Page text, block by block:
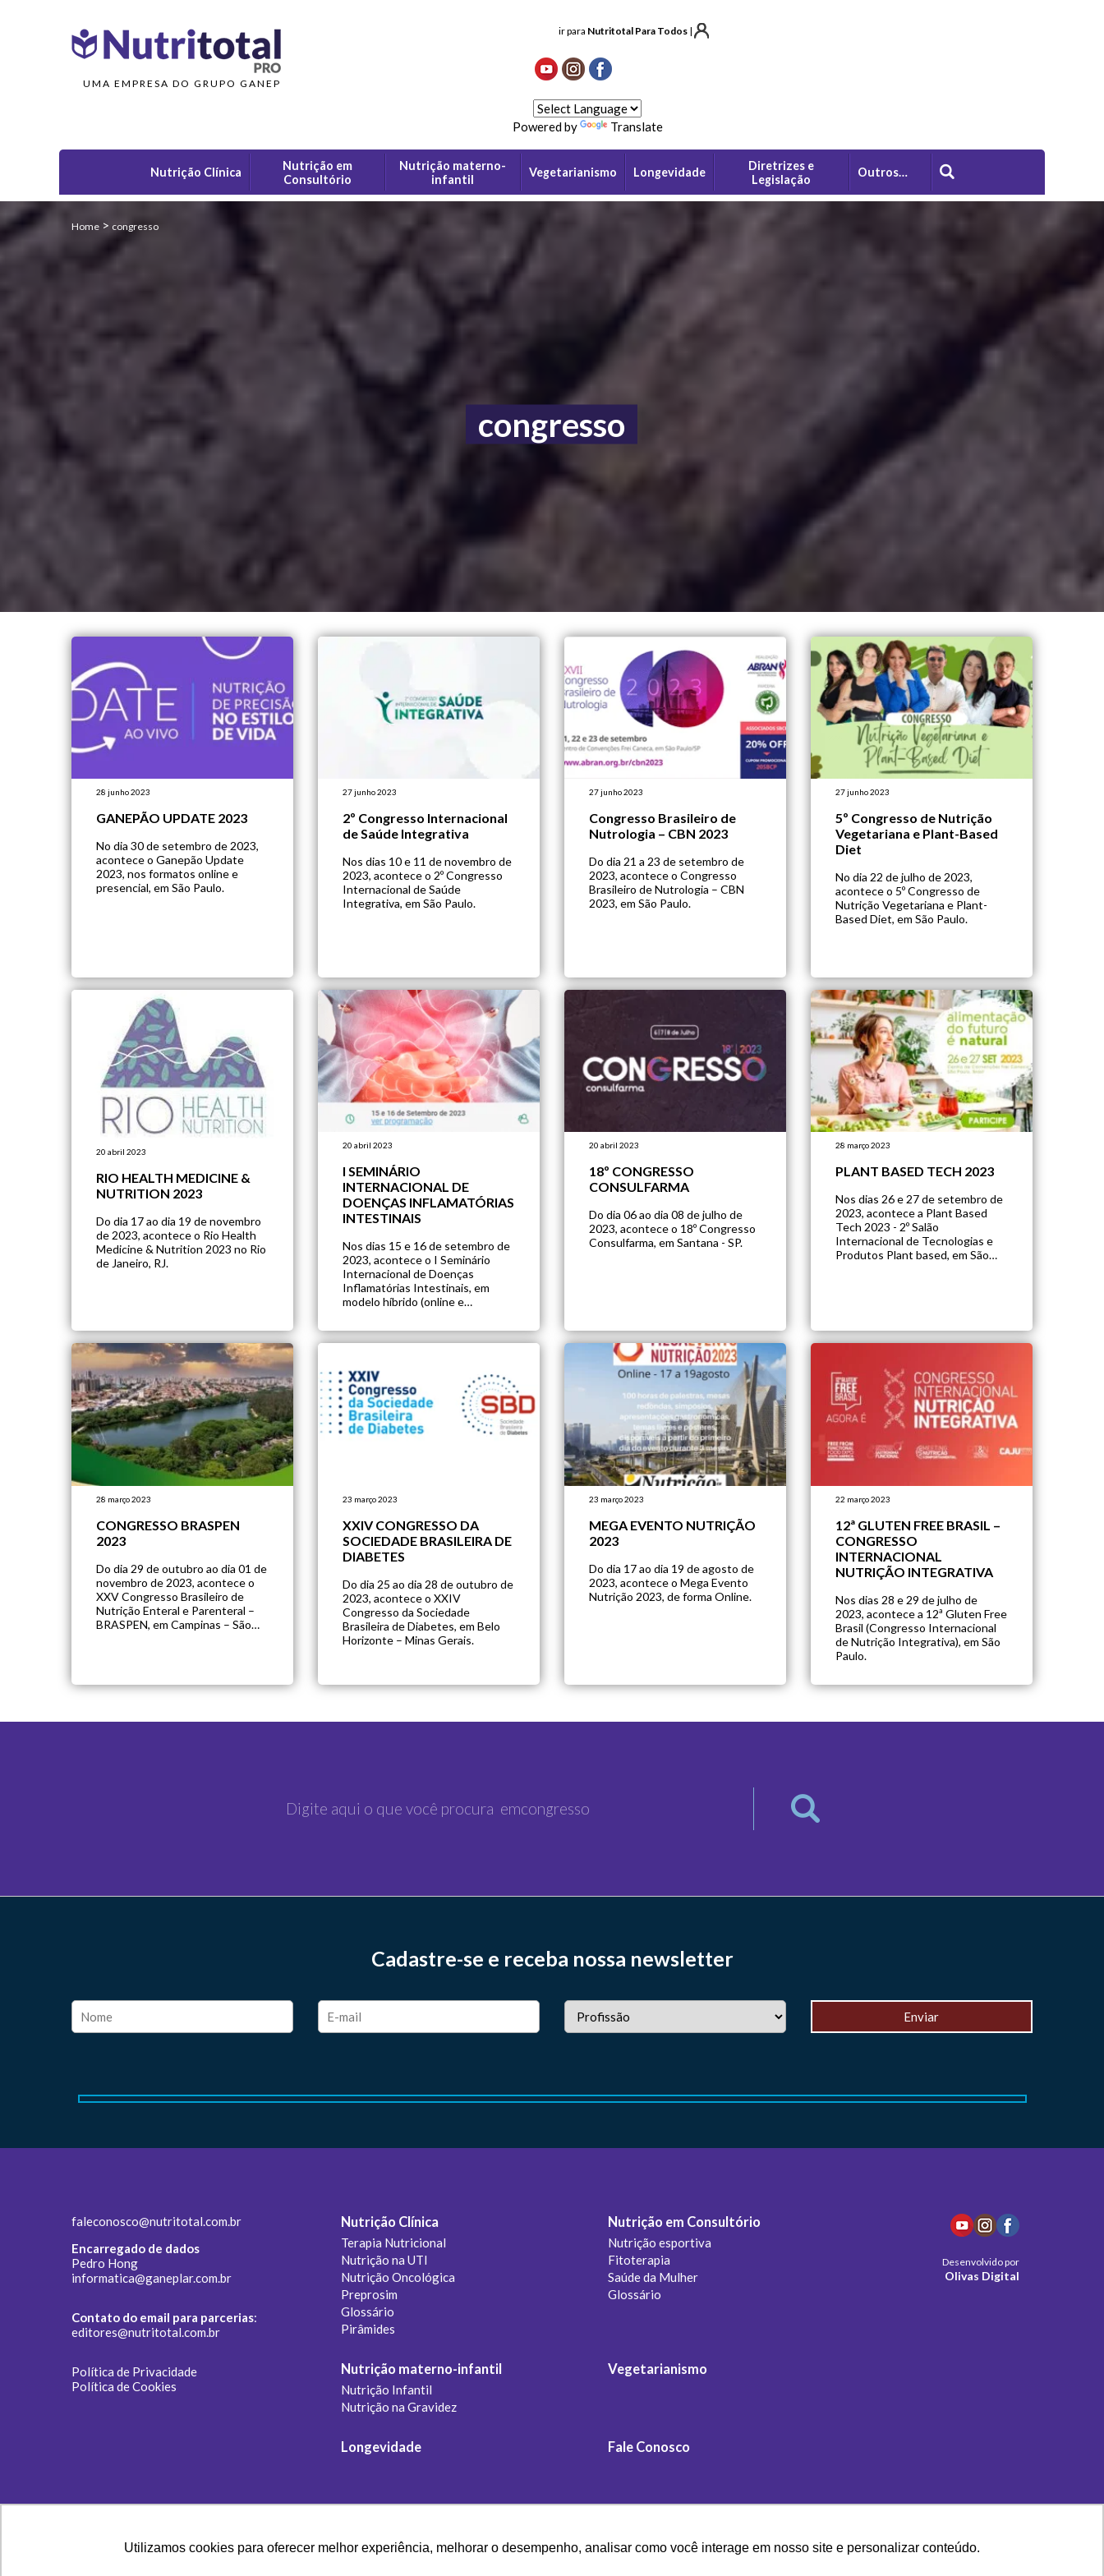
Utilizamos cookies para oferecer melhor experiência, melhorar o desempenho, analisar como você interage em nosso site e personalizar conteúdo.
UMA EMPRESA DO GRUPO GANEP
Powered by Translate
ir para Nutritotal Para Todos |
Nutrição Clínica
Nutrição em
Consultório
Nutrição materno-
infantil
Vegetarianismo Longevidade
Diretrizes e
Legislação
Outros…
Home > congresso
congresso
28 junho 2023
GANEPÃO UPDATE 2023
No dia 30 de setembro de 2023,
acontece o Ganepão Update
2023, nos formatos online e
presencial, em São Paulo.
27 junho 2023
2º Congresso Internacional
de Saúde Integrativa
Nos dias 10 e 11 de novembro de
2023, acontece o 2º Congresso
Internacional de Saúde
Integrativa, em São Paulo.
27 junho 2023
Congresso Brasileiro de
Nutrologia – CBN 2023
Do dia 21 a 23 de setembro de
2023, acontece o Congresso
Brasileiro de Nutrologia – CBN
2023, em São Paulo.
27 junho 2023
5º Congresso de Nutrição
Vegetariana e Plant-Based
Diet
No dia 22 de julho de 2023,
acontece o 5º Congresso de
Nutrição Vegetariana e Plant-
Based Diet, em São Paulo.
20 abril 2023
RIO HEALTH MEDICINE &
NUTRITION 2023
Do dia 17 ao dia 19 de novembro
de 2023, acontece o Rio Health
Medicine & Nutrition 2023 no Rio
de Janeiro, RJ.
20 abril 2023
I SEMINÁRIO
INTERNACIONAL DE
DOENÇAS INFLAMATÓRIAS
INTESTINAIS
Nos dias 15 e 16 de setembro de
2023, acontece o I Seminário
Internacional de Doenças
Inflamatórias Intestinais, em
modelo híbrido (online e
20 abril 2023
18º CONGRESSO
CONSULFARMA
Do dia 06 ao dia 08 de julho de
2023, acontece o 18º Congresso
Consulfarma, em Santana - SP.
28 março 2023
PLANT BASED TECH 2023
Nos dias 26 e 27 de setembro de
2023, acontece a Plant Based
Tech 2023 - 2º Salão
Internacional de Tecnologias e
Produtos Plant based, em São
28 março 2023
CONGRESSO BRASPEN
2023
Do dia 29 de outubro ao dia 01 de
novembro de 2023, acontece o
XXV Congresso Brasileiro de
Nutrição Enteral e Parenteral –
BRASPEN, em Campinas – São
23 março 2023
XXIV CONGRESSO DA
SOCIEDADE BRASILEIRA DE
DIABETES
Do dia 25 ao dia 28 de outubro de
2023, acontece o XXIV
Congresso da Sociedade
Brasileira de Diabetes, em Belo
Horizonte – Minas Gerais.
23 março 2023
MEGA EVENTO NUTRIÇÃO
2023
Do dia 17 ao dia 19 de agosto de
2023, acontece o Mega Evento
Nutrição 2023, de forma Online.
22 março 2023
12ª GLUTEN FREE BRASIL –
CONGRESSO
INTERNACIONAL
NUTRIÇÃO INTEGRATIVA
Nos dias 28 e 29 de julho de
2023, acontece a 12ª Gluten Free
Brasil (Congresso Internacional
de Nutrição Integrativa), em São
Paulo.
Cadastre-se e receba nossa newsletter
faleconosco@nutritotal.com.br
Encarregado de dados
Pedro Hong
informatica@ganeplar.com.br
Contato do email para parcerias:
editores@nutritotal.com.br
Política de Privacidade
Política de Cookies
Nutrição Clínica
Terapia Nutricional
Nutrição na UTI
Nutrição Oncológica
Preprosim
Glossário
Pirâmides
Nutrição em Consultório
Nutrição esportiva
Fitoterapia
Saúde da Mulher
Glossário
Nutrição materno-infantil
Nutrição Infantil
Nutrição na Gravidez
Vegetarianismo
Longevidade Fale Conosco
Desenvolvido por
Olivas Digital